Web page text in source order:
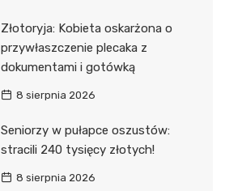
Złotoryja: Kobieta oskarżona o
przywłaszczenie plecaka z
dokumentami i gotówką
8 sierpnia 2026
Seniorzy w pułapce oszustów:
stracili 240 tysięcy złotych!
8 sierpnia 2026